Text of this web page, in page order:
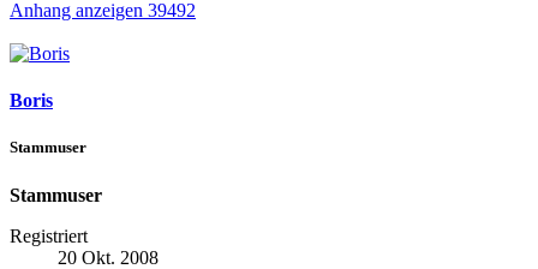
Anhang anzeigen 39492
Boris
Stammuser
Stammuser
Registriert
20 Okt. 2008